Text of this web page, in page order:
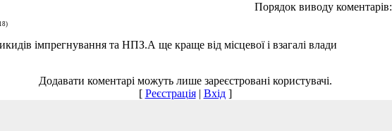
Порядок виводу коментарів:
імпрегнування та НПЗ.А ще краще від місцевої і взагалі влади
Додавати коментарі можуть лише зареєстровані користувачі.
[ Реєстрація| Вхід]